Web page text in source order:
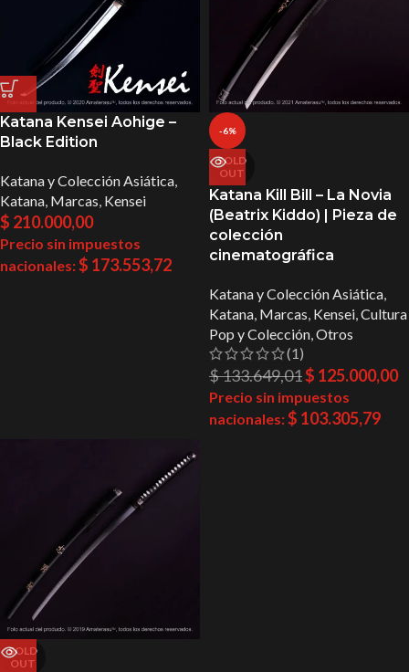
Katana Kensei Aohige –
Black Edition
Katana y Colección Asiática,
Katana, Marcas, Kensei
$ 210.000,00
Precio sin impuestos
nacionales:$ 173.553,72
-6%
SOLD
OUT
Katana Kill Bill – La Novia
(Beatrix Kiddo) | Pieza de
colección
cinematográfica
Katana y Colección Asiática,
Katana, Marcas, Kensei,Cultura
Pop y Colección,Otros
(1)
$133.649,01$ 125.000,00
Precio sin impuestos
nacionales:$ 103.305,79
SOLD
OUT